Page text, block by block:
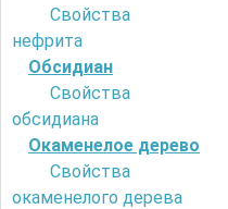
Свойства
нефрита
Обсидиан
Свойства
обсидиана
Окаменелое дерево
Свойства
окаменелого дерева